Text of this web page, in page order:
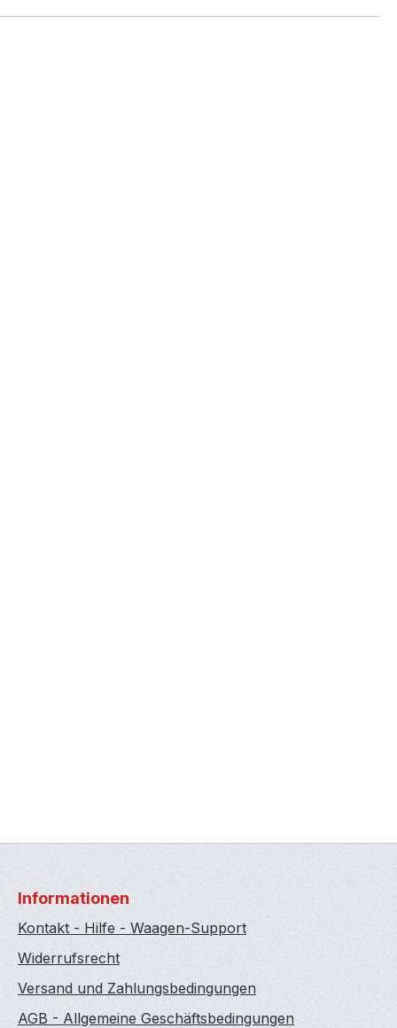
Informationen
Kontakt - Hilfe - Waagen-Support
Widerrufsrecht
Versand und Zahlungsbedingungen
AGB - Allgemeine Geschäftsbedingungen